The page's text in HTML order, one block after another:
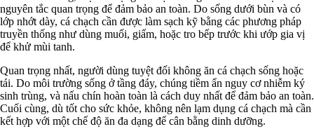
nguyên tắc quan trọng để đảm bảo an toàn. Do sống dưới bùn và có
lớp nhớt dày, cá chạch cần được làm sạch kỹ bằng các phương pháp
truyền thống như dùng muối, giấm, hoặc tro bếp trước khi ướp gia vị
để khử mùi tanh.
Quan trọng nhất, người dùng tuyệt đối không ăn cá chạch sống hoặc
tái. Do môi trường sống ở tầng đáy, chúng tiềm ẩn nguy cơ nhiễm ký
sinh trùng, và nấu chín hoàn toàn là cách duy nhất để đảm bảo an toàn.
Cuối cùng, dù tốt cho sức khỏe, không nên lạm dụng cá chạch mà cần
kết hợp với một chế độ ăn đa dạng để cân bằng dinh dưỡng.